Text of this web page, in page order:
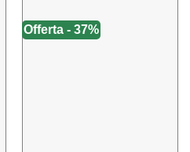
Offerta - 37%